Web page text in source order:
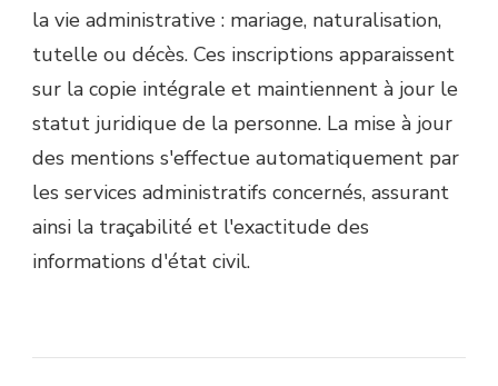
la vie administrative : mariage, naturalisation,
tutelle ou décès. Ces inscriptions apparaissent
sur la copie intégrale et maintiennent à jour le
statut juridique de la personne. La mise à jour
des mentions s'effectue automatiquement par
les services administratifs concernés, assurant
ainsi la traçabilité et l'exactitude des
informations d'état civil.